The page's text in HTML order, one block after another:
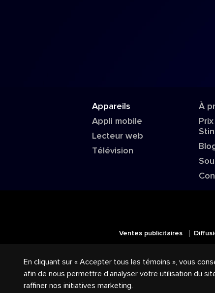
Appareils
Appli mobile
Lecteur web
Télévision
À
Ventes publicitaires
logos reliés sont des marques de
En cliquant sur « Accepter tous les témoins », vous
afin de nous permettre d’analyser votre utilisation du
raffiner nos initiatives marketing.